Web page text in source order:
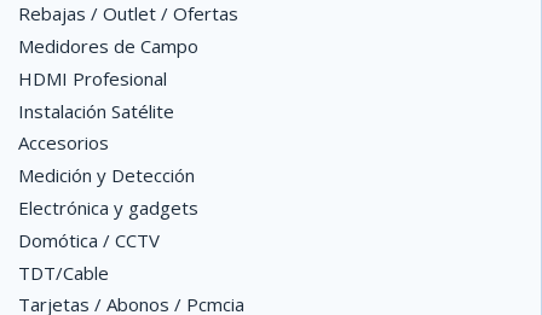
Rebajas / Outlet / Ofertas
Medidores de Campo
HDMI Profesional
Instalación Satélite
Accesorios
Medición y Detección
Electrónica y gadgets
Domótica / CCTV
TDT/Cable
Tarjetas / Abonos / Pcmcia